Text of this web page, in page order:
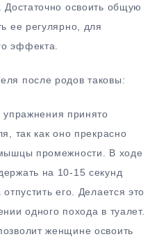
освоить общую
ее регулярно, для
эффекта.
после родов таковы:
упражнения принято
так как оно прекрасно
промежности. В ходе
на 10-15 секунд
его. Делается это
одного похода в туалет.
женщине освоить